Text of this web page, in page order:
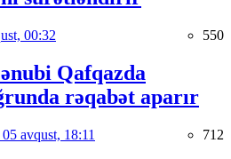
00:32 550
Qafqazda
rəqabət aparır
05 avqust, 18:11 712